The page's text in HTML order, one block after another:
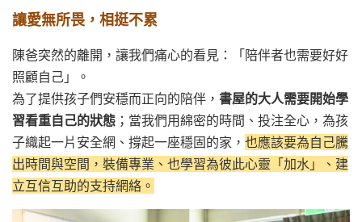
讓愛無所畏，相挺不累
陳爸突然的離開，讓我們痛心的看見：「陪伴者也需要好好
照顧自己」。
為了提供孩子們安穩而正向的陪伴， 書屋的大人需要開始學
習看重自己的狀態 ；當我們用綿密的時間、投注全心，為孩
子織起一片安全網、撐起一座穩固的家， 也應該要為自己騰
出時間與空間，裝備專業、也學習為彼此心靈「加水」、建
立互信互助的支持網絡。